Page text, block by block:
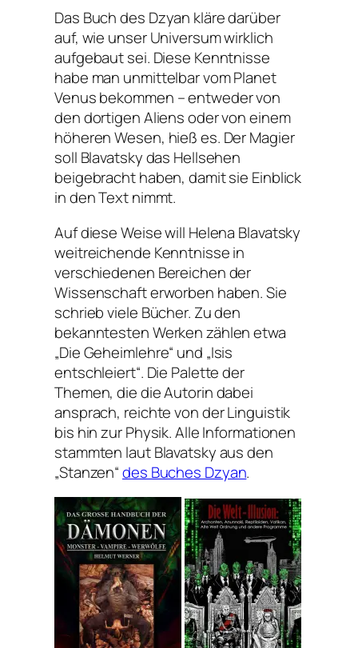
Das Buch des Dzyan kläre darüber
auf, wie unser Universum wirklich
aufgebaut sei. Diese Kenntnisse
habe man unmittelbar vom Planet
Venus bekommen – entweder von
den dortigen Aliens oder von einem
höheren Wesen, hieß es. Der Magier
soll Blavatsky das Hellsehen
beigebracht haben, damit sie Einblick
in den Text nimmt.
Auf diese Weise will Helena Blavatsky
weitreichende Kenntnisse in
verschiedenen Bereichen der
Wissenschaft erworben haben. Sie
schrieb viele Bücher. Zu den
bekanntesten Werken zählen etwa
„Die Geheimlehre“ und „Isis
entschleiert“. Die Palette der
Themen, die die Autorin dabei
ansprach, reichte von der Linguistik
bis hin zur Physik. Alle Informationen
stammten laut Blavatsky aus den
„Stanzen“des Buches Dzyan.